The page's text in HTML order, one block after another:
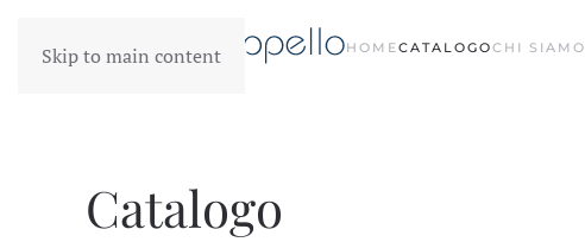
Skip to main content HOMECATALOGOCHI SIAMO
Catalogo